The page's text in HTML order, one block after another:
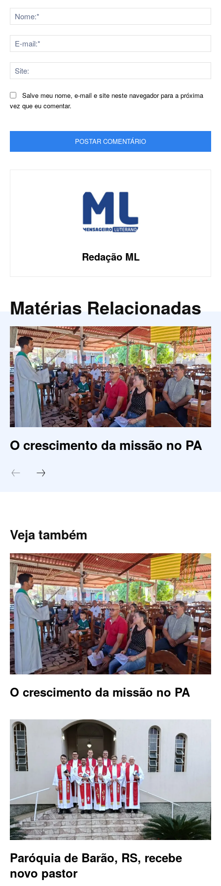
Salve meu nome, e-mail e site neste navegador para a próxima
vez que eu comentar.
Redação ML
Matérias Relacionadas
O crescimento da missão no PA
Veja também
O crescimento da missão no PA
Paróquia de Barão, RS, recebe
novo pastor